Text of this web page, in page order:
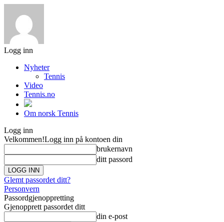
Logg inn
Nyheter
Tennis
Video
Tennis.no
Om norsk Tennis
Logg inn
Velkommen!Logg inn på kontoen din
brukernavn
ditt passord
Glemt passordet ditt?
Personvern
Passordgjenoppretting
Gjenopprett passordet ditt
din e-post